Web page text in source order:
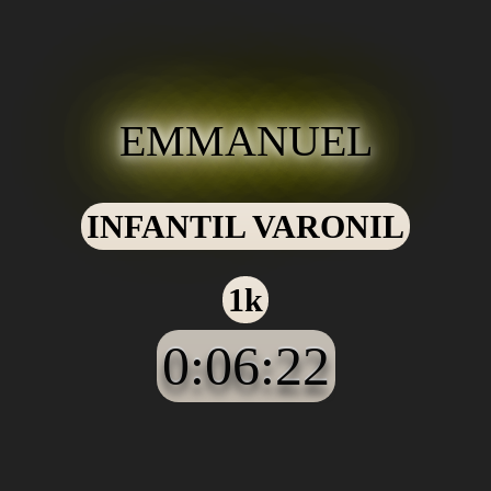
EMMANUEL
INFANTIL VARONIL
1k
0:06:22